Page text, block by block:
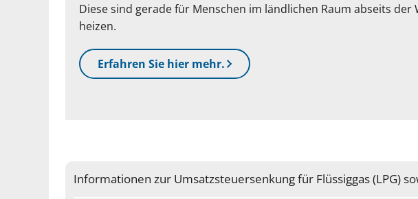
Diese sind gerade für Menschen im ländlichen Raum abseits
heizen.
Erfahren Sie hier mehr.
Informationen zur Umsatzsteuersenkung für Flüssiggas (LPG)